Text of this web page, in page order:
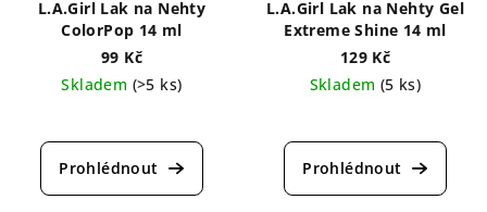
L.A.Girl Lak na Nehty
ColorPop 14 ml
99 Kč
Skladem (>5 ks)
hodnocení
produktu
L.A.Girl Lak na Nehty Gel
Extreme Shine 14 ml
129 Kč
Skladem (5 ks)
hodnocení
produktu